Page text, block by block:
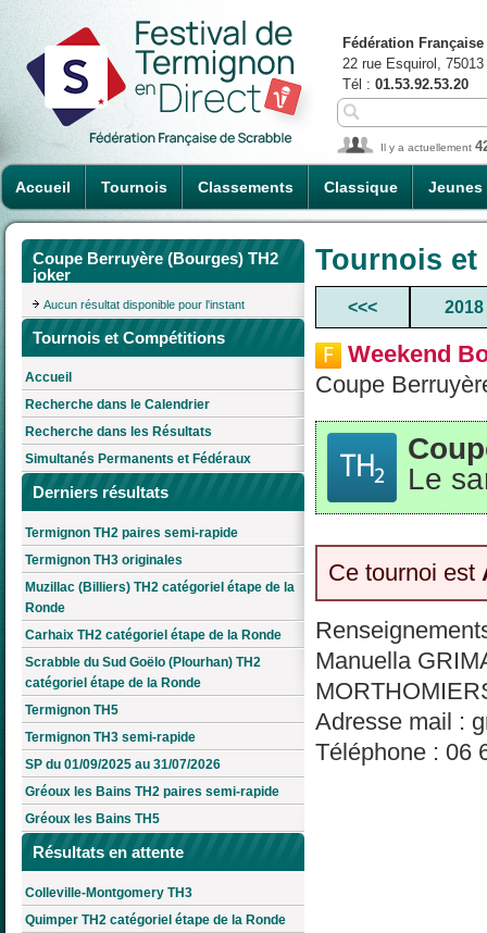
Accueil Tournois Classements Classique Jeunes
Fédération
22 rue Esquirol,
Tél : 01.53.92.53.20
Il y a actuellement
Coupe Berruyère (Bourges) TH2
joker
Aucun résultat disponible pour l'instant
Tournois et Compétitions
Accueil
Recherche dans le Calendrier
Recherche dans les Résultats
Simultanés Permanents et Fédéraux
Derniers résultats
Termignon TH2 paires semi-rapide
Termignon TH3 originales
Muzillac (Billiers) TH2 catégoriel étape de la
Ronde
Carhaix TH2 catégoriel étape de la Ronde
Scrabble du Sud Goëlo (Plourhan) TH2
catégoriel étape de la Ronde
Termignon TH5
Termignon TH3 semi-rapide
SP du 01/09/2025 au 31/07/2026
Gréoux les Bains TH2 paires semi-rapide
Gréoux les Bains TH5
Résultats en attente
Colleville-Montgomery TH3
Quimper TH2 catégoriel étape de la Ronde
Tournois
<<< 2018
Weekend
Coupe
Le
Ce tournoi est
Manuella
Adresse mail :
Téléphone : 06